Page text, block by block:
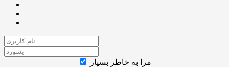
مرا به خاطر بسپار